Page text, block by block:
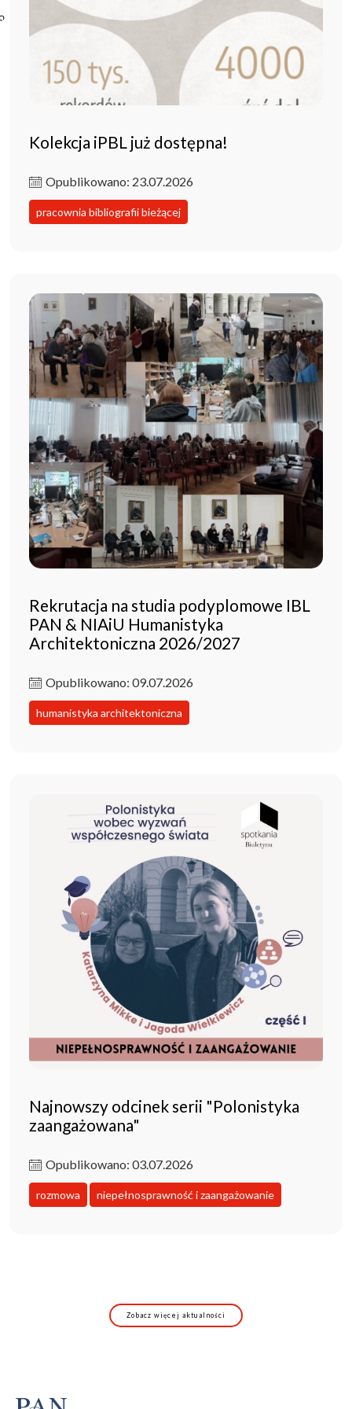
Poczta ibl.waw.pl
Kontakt
Kolekcja iPBL już dostępna!
Opublikowano: 23.07.2026
pracownia bibliografii bieżącej
Rekrutacja na studia podyplomowe IBL
PAN & NIAiU Humanistyka
Architektoniczna 2026/2027
Opublikowano: 09.07.2026
humanistyka architektoniczna
Najnowszy odcinek serii "Polonistyka
zaangażowana"
Opublikowano: 03.07.2026
rozmowa niepełnosprawność i zaangażowanie
Zobacz więcej aktualności